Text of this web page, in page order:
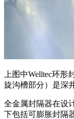
上图中Welltec环
旋沟槽部分）是深
全金属封隔器在设
下包括可膨胀封隔